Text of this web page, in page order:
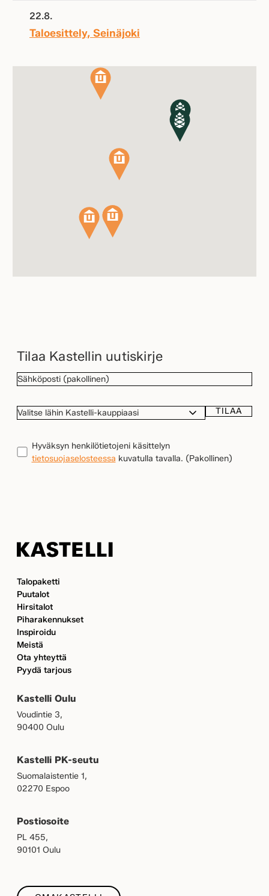
22.8.
Taloesittely, Seinäjoki
Tilaa Kastellin uutiskirje
SÄHKÖPOSTI(Pakollinen)
VALITSE
KAUPPIAASI
TIETOSUOJA(Pakollinen)
Hyväksyn henkilötietojeni käsittelyn
tietosuojaselosteessa kuvatulla tavalla. (Pakollinen)
TILAA
Talopaketti
Puutalot
Hirsitalot
Piharakennukset
Inspiroidu
Meistä
Ota yhteyttä
Pyydä tarjous
Kastelli Oulu
Voudintie 3,
90400 Oulu
Kastelli PK-seutu
Suomalaistentie 1,
02270 Espoo
Postiosoite
PL 455,
90101 Oulu